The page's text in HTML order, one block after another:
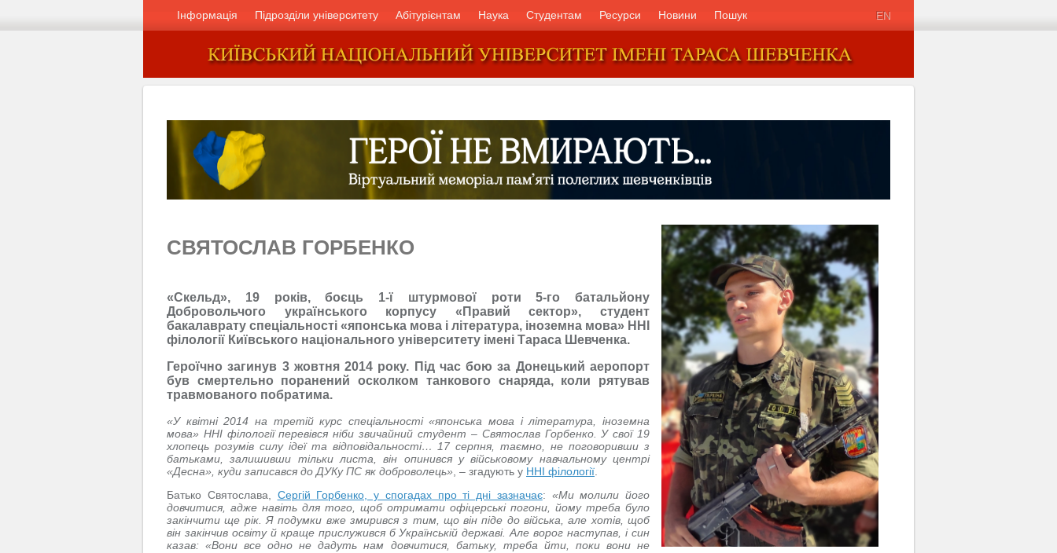
Інформація Підрозділи університету Абітурієнтам Наука Студентам Ресурси Новини Пошук EN
СВЯТОСЛАВ ГОРБЕНКО
«Скельд», 19 років, боєць 1-ї штурмової роти 5-го батальйону
Добровольчого українського корпусу «Правий сектор», студент
бакалаврату спеціальності «японська мова і література, іноземна мова» ННІ
філології Київського національного університету імені Тараса Шевченка.
Героїчно загинув 3 жовтня 2014 року. Під час бою за Донецький аеропорт
був смертельно поранений осколком танкового снаряда, коли рятував
травмованого побратима.
«У квітні 2014 на третій курс спеціальності «японська мова і література, іноземна
мова» ННІ філології перевівся ніби звичайний студент – Святослав Горбенко. У свої 19
хлопець розумів силу ідеї та відповідальності… 17 серпня, таємно, не поговоривши з
батьками, залишивши тільки листа, він опинився у військовому навчальному центрі
«Десна», куди записався до ДУКу ПС як доброволець» , – згадують у ННІ філології
Батько Святослава, Сергій Горбенко, у спогадах про ті дні зазначає: «Ми молили його
довчитися, адже навіть для того, щоб отримати офіцерські погони, йому треба було
закінчити ще рік. Я подумки вже змирився з тим, що він піде до війська, але хотів, щоб
він закінчив освіту й краще прислужився б Українській державі. Але ворог наступав, і син
казав: «Вони все одно не дадуть нам довчитися, батьку, треба йти, поки вони не